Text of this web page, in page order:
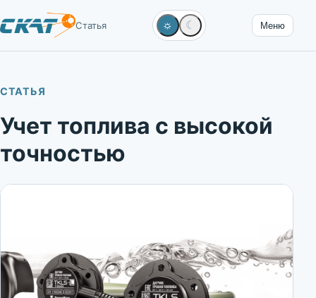
Статья ☼ ☾ Меню
СТАТЬЯ
Учет топлива с высокой
точностью